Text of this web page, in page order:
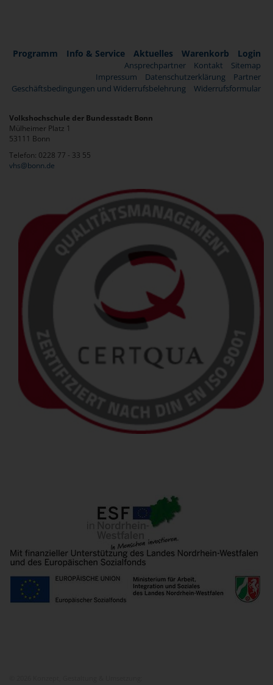
Programm Info & Service Aktuelles Warenkorb Login
Ansprechpartner Kontakt
Sitemap
Impressum
Datenschutzerklärung
Partner
Geschäftsbedingungen und Widerrufsbelehrung
Widerrufsformular
Volkshochschule der Bundesstadt Bonn
Mülheimer Platz 1
53111 Bonn
Telefon: 0228 77 - 33 55
vhs@bonn.de